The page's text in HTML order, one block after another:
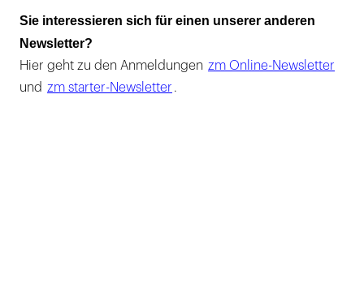
Sie interessieren sich für einen unserer anderen
Newsletter?
Hier geht zu den Anmeldungen zm Online-Newsletter
und zm starter-Newsletter .